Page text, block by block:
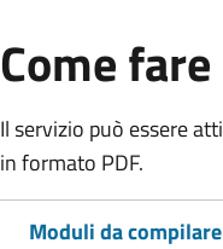
Come fare
Il servizio può essere
in formato PDF.
Moduli da